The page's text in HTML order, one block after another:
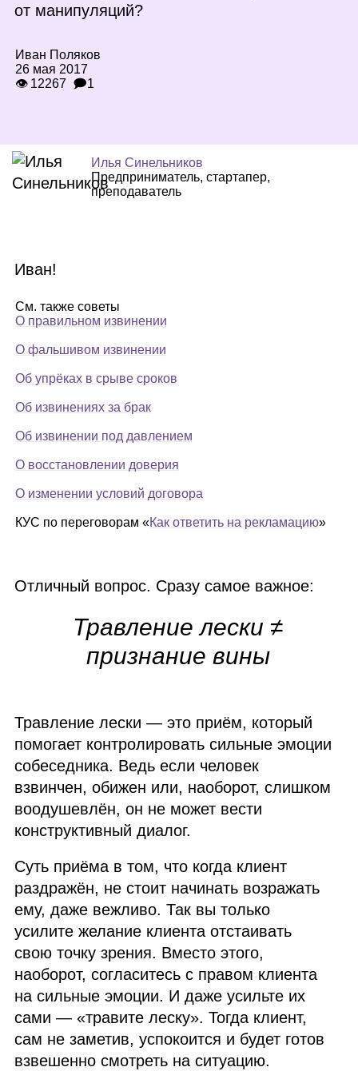
от манипуляций?
Иван Поляков
26 мая 2017
👁 12267 🗩1
Илья Синельников
Предприниматель, стартапер,
преподаватель
Иван!
См. также советы
О правильном извинении
О фальшивом извинении
Об упрёках в срыве сроков
Об извинениях за брак
Об извинении под давлением
О восстановлении доверия
О изменении условий договора
КУС по переговорам «Как ответить на рекламацию»
Отличный вопрос. Сразу самое важное:
Травление лески ≠
признание вины
Травление лески — это приём, который
помогает контролировать сильные эмоции
собеседника. Ведь если человек
взвинчен, обижен или, наоборот, слишком
воодушевлён, он не может вести
конструктивный диалог.
Суть приёма в том, что когда клиент
раздражён, не стоит начинать возражать
ему, даже вежливо. Так вы только
усилите желание клиента отстаивать
свою точку зрения. Вместо этого,
наоборот, согласитесь с правом клиента
на сильные эмоции. И даже усильте их
сами — «травите леску». Тогда клиент,
сам не заметив, успокоится и будет готов
взвешенно смотреть на ситуацию.